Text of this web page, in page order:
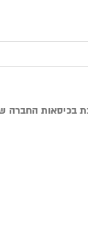
בכיסאות החברה